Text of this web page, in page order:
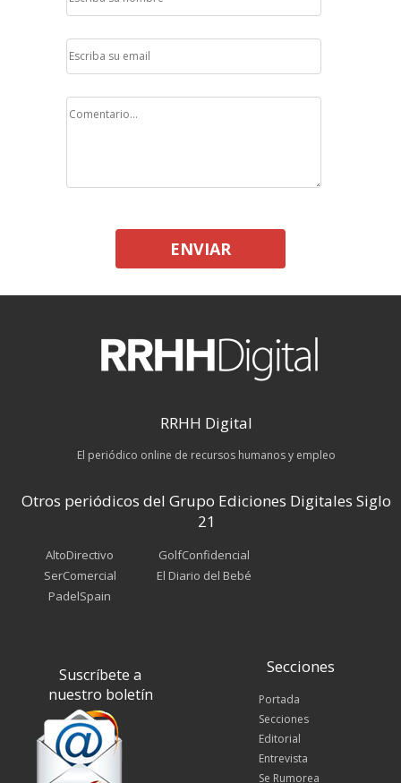
ENVIAR
RRHH Digital
El periódico online de recursos humanos y empleo
Otros periódicos del Grupo Ediciones Digitales Siglo
21
AltoDirectivo
SerComercial
PadelSpain
GolfConfidencial
El Diario del Bebé
Suscríbete a
nuestro boletín
Secciones
Portada
Secciones
Editorial
Entrevista
Se Rumorea